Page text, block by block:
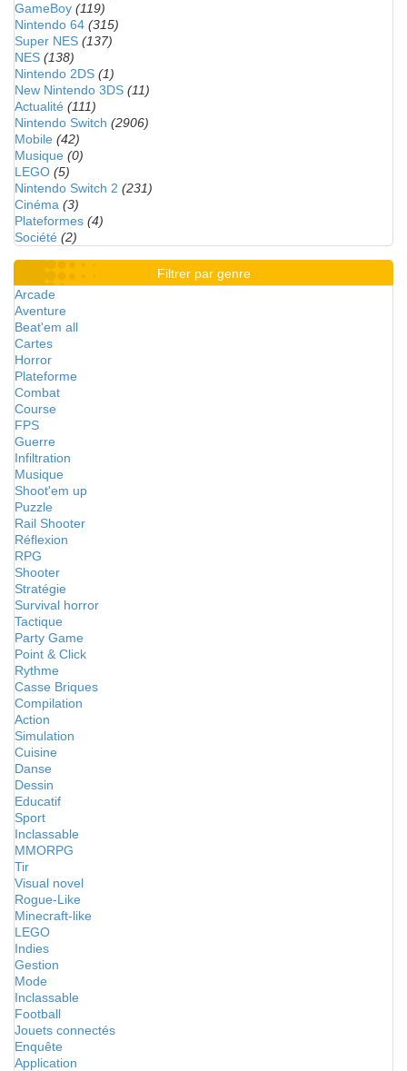
GameBoy (119)
Nintendo 64 (315)
Super NES (137)
NES (138)
Nintendo 2DS (1)
New Nintendo 3DS (11)
Actualité (111)
Nintendo Switch (2906)
Mobile (42)
Musique (0)
LEGO (5)
Nintendo Switch 2 (231)
Cinéma (3)
Plateformes (4)
Société (2)
Filtrer par genre
Arcade
Aventure
Beat'em all
Cartes
Horror
Plateforme
Combat
Course
FPS
Guerre
Infiltration
Musique
Shoot'em up
Puzzle
Rail Shooter
Réflexion
RPG
Shooter
Stratégie
Survival horror
Tactique
Party Game
Point & Click
Rythme
Casse Briques
Compilation
Action
Simulation
Cuisine
Danse
Dessin
Educatif
Sport
Inclassable
MMORPG
Tir
Visual novel
Rogue-Like
Minecraft-like
LEGO
Indies
Gestion
Mode
Inclassable
Football
Jouets connectés
Enquête
Application